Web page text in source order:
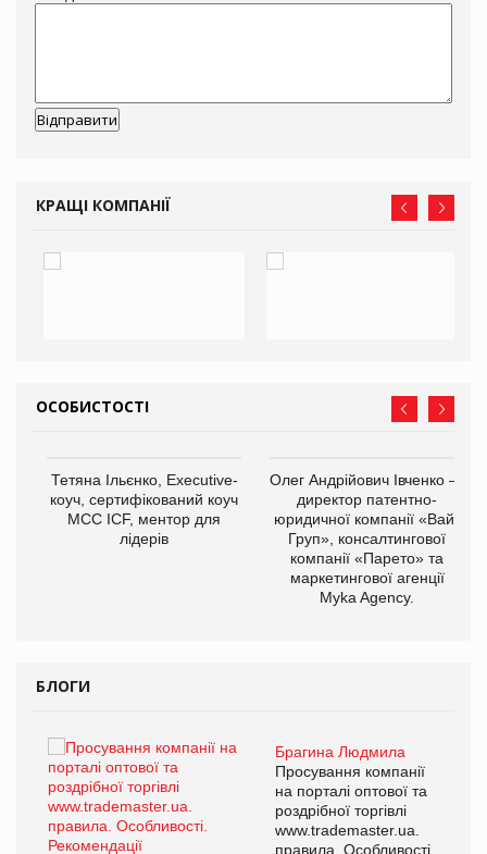
КРАЩІ КОМПАНІЇ
ОСОБИСТОСТІ
Тетяна Ільєнко, Executive-
коуч, сертифікований коуч
МСС ICF, ментор для
лідерів
Олег Андрійович Івченко —
директор патентно-
юридичної компанії «Вайз
Груп», консалтингової
компанії «Парето» та
маркетингової агенції
Myka Agency.
БЛОГИ
Брагина Людмила
Просування компанії
на порталі оптової та
роздрібної торгівлі
www.trademaster.ua.
правила. Особливості.